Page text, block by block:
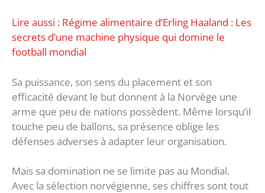
Lire aussi : Régime alimentaire d’Erling Haaland : Les
secrets d’une machine physique qui domine le
football mondial
Sa puissance, son sens du placement et son
efficacité devant le but donnent à la Norvège une
arme que peu de nations possèdent. Même lorsqu’il
touche peu de ballons, sa présence oblige les
défenses adverses à adapter leur organisation.
Mais sa domination ne se limite pas au Mondial.
Avec la sélection norvégienne, ses chiffres sont tout